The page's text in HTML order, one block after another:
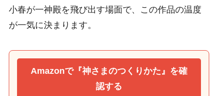
小春が一神殿を飛び出す場面で、この作品の温度
が一気に決まります。
Amazonで『神さまのつくりかた』を確
認する